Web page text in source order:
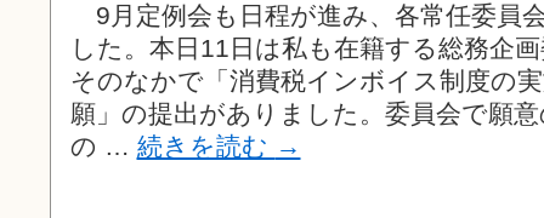
9月定例会も日程が進み、各常任委員
した。本日11日は私も在籍する総務企
そのなかで「消費税インボイス制度の
願」の提出がありました。委員会で願
の … 続きを読む →